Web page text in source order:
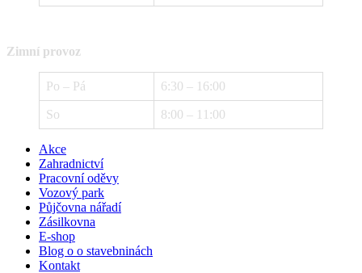
Zimní provoz
Po – Pá 6:30 – 16:00
So 8:00 – 11:00
Akce
Zahradnictví
Pracovní oděvy
Vozový park
Půjčovna nářadí
Zásilkovna
E-shop
Blog o o stavebninách
Kontakt